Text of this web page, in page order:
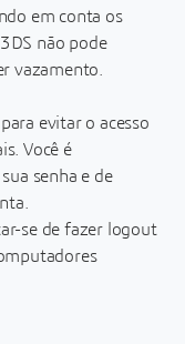
em conta os
não pode
vazamento.
evitar o acesso
Você é
senha e de
se de fazer logout